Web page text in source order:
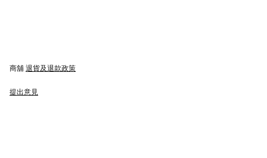
商舖 退貨及退款政策
提出意見